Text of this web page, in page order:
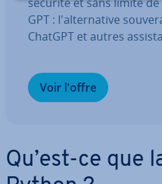
GPT : l'al­ter­na­tive
ChatGPT et autres
Voir l'offre
Qu’est-ce que